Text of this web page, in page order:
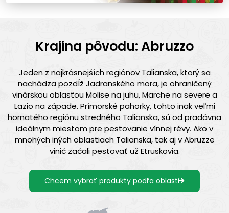
Krajina pôvodu: Abruzzo
Jeden z najkrásnejších regiónov Talianska, ktorý sa
nachádza pozdĺž Jadranského mora, je ohraničený
vinárskou oblasťou Molise na juhu, Marche na severe a
Lazio na západe. Prímorské pahorky, tohto inak veľmi
hornatého regiónu stredného Talianska, sú od pradávna
ideálnym miestom pre pestovanie vínnej révy. Ako v
mnohých iných oblastiach Talianska, tak aj v Abruzze
vinič začali pestovať už Etruskovia.
Chcem vybrať produkty podľa oblasti